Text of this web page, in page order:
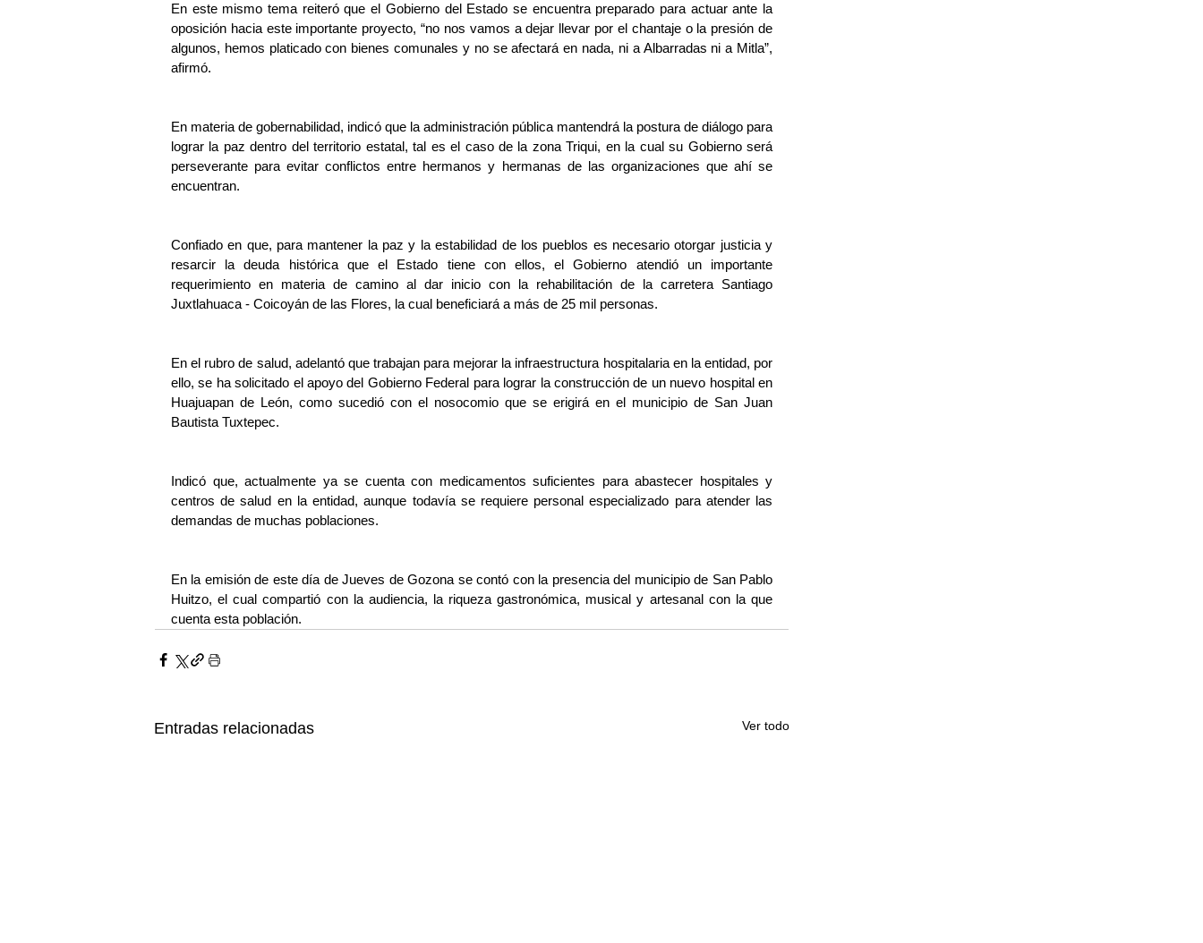
En este mismo tema reiteró que el Gobierno del Estado se encuentra preparado para actuar ante la
oposición hacia este importante proyecto, “no nos vamos a dejar llevar por el chantaje o la presión de
algunos, hemos platicado con bienes comunales y no se afectará en nada, ni a Albarradas ni a Mitla”,
afirmó.
En materia de gobernabilidad, indicó que la administración pública mantendrá la postura de diálogo para
lograr la paz dentro del territorio estatal, tal es el caso de la zona Triqui, en la cual su Gobierno será
perseverante para evitar conflictos entre hermanos y hermanas de las organizaciones que ahí se
encuentran.
Confiado en que, para mantener la paz y la estabilidad de los pueblos es necesario otorgar justicia y
resarcir la deuda histórica que el Estado tiene con ellos, el Gobierno atendió un importante
requerimiento en materia de camino al dar inicio con la rehabilitación de la carretera Santiago
Juxtlahuaca - Coicoyán de las Flores, la cual beneficiará a más de 25 mil personas.
En el rubro de salud, adelantó que trabajan para mejorar la infraestructura hospitalaria en la entidad, por
ello, se ha solicitado el apoyo del Gobierno Federal para lograr la construcción de un nuevo hospital en
Huajuapan de León, como sucedió con el nosocomio que se erigirá en el municipio de San Juan
Bautista Tuxtepec.
Indicó que, actualmente ya se cuenta con medicamentos suficientes para abastecer hospitales y
centros de salud en la entidad, aunque todavía se requiere personal especializado para atender las
demandas de muchas poblaciones.
En la emisión de este día de Jueves de Gozona se contó con la presencia del municipio de San Pablo
Huitzo, el cual compartió con la audiencia, la riqueza gastronómica, musical y artesanal con la que
cuenta esta población.
Entradas relacionadas Ver todo